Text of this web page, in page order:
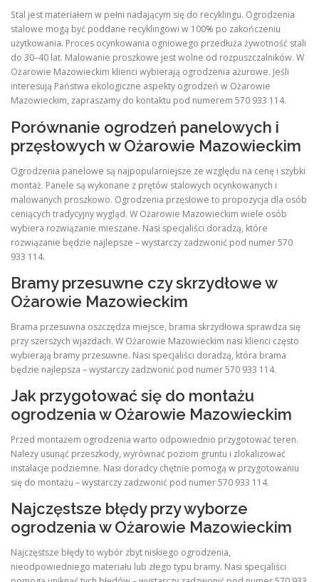
Stal jest materiałem w pełni nadającym się do recyklingu. Ogrodzenia
stalowe mogą być poddane recyklingowi w 100% po zakończeniu
użytkowania. Proces ocynkowania ogniowego przedłuża żywotność stali
do 30–40 lat. Malowanie proszkowe jest wolne od rozpuszczalników. W
Ożarowie Mazowieckim klienci wybierają ogrodzenia ażurowe. Jeśli
interesują Państwa ekologiczne aspekty ogrodzeń w Ożarowie
Mazowieckim, zapraszamy do kontaktu pod numerem 570 933 114.
Porównanie ogrodzeń panelowych i
przęsłowych w Ożarowie Mazowieckim
Ogrodzenia panelowe są najpopularniejsze ze względu na cenę i szybki
montaż. Panele są wykonane z prętów stalowych ocynkowanych i
malowanych proszkowo. Ogrodzenia przęsłowe to propozycja dla osób
ceniących tradycyjny wygląd. W Ożarowie Mazowieckim wiele osób
wybiera rozwiązanie mieszane. Nasi specjaliści doradzą, które
rozwiązanie będzie najlepsze – wystarczy zadzwonić pod numer 570
933 114.
Bramy przesuwne czy skrzydłowe w
Ożarowie Mazowieckim
Brama przesuwna oszczędza miejsce, brama skrzydłowa sprawdza się
przy szerszych wjazdach. W Ożarowie Mazowieckim nasi klienci często
wybierają bramy przesuwne. Nasi specjaliści doradzą, która brama
będzie najlepsza – wystarczy zadzwonić pod numer 570 933 114.
Jak przygotować się do montażu
ogrodzenia w Ożarowie Mazowieckim
Przed montażem ogrodzenia warto odpowiednio przygotować teren.
Należy usunąć przeszkody, wyrównać poziom gruntu i zlokalizować
instalacje podziemne. Nasi doradcy chętnie pomogą w przygotowaniu
się do montażu – wystarczy zadzwonić pod numer 570 933 114.
Najczęstsze błędy przy wyborze
ogrodzenia w Ożarowie Mazowieckim
Najczęstsze błędy to wybór zbyt niskiego ogrodzenia,
nieodpowiedniego materiału lub złego typu bramy. Nasi specjaliści